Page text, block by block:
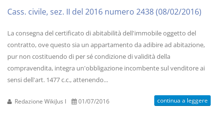
Cass. civile, sez. II del 2016 numero 2438 (08/02/2016)
La consegna del certificato di abitabilità dell'immobile oggetto del
contratto, ove questo sia un appartamento da adibire ad abitazione,
pur non costituendo di per sé condizione di validità della
compravendita, integra un'obbligazione incombente sul venditore ai
sensi dell'art. 1477 c.c., attenendo...
Redazione WikiJus I 01/07/2016 continua a leggere